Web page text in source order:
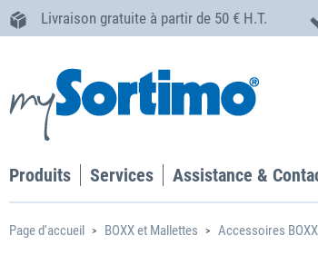
Livraison gratuite à partir de 50 € H.T.
Produits Services Assistance &
Page d'accueil BOXX et Mallettes Accessoires